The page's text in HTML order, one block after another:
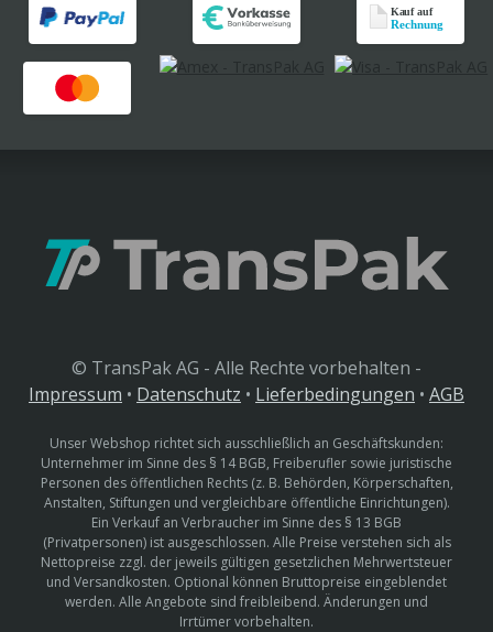
© TransPak AG - Alle Rechte vorbehalten -
Impressum • Datenschutz • Lieferbedingungen • AGB
Unser Webshop richtet sich ausschließlich an Geschäftskunden:
Unternehmer im Sinne des § 14 BGB, Freiberufler sowie juristische
Personen des öffentlichen Rechts (z. B. Behörden, Körperschaften,
Anstalten, Stiftungen und vergleichbare öffentliche Einrichtungen).
Ein Verkauf an Verbraucher im Sinne des § 13 BGB
(Privatpersonen) ist ausgeschlossen. Alle Preise verstehen sich als
Nettopreise zzgl. der jeweils gültigen gesetzlichen Mehrwertsteuer
und Versandkosten. Optional können Bruttopreise eingeblendet
werden. Alle Angebote sind freibleibend. Änderungen und
Irrtümer vorbehalten.